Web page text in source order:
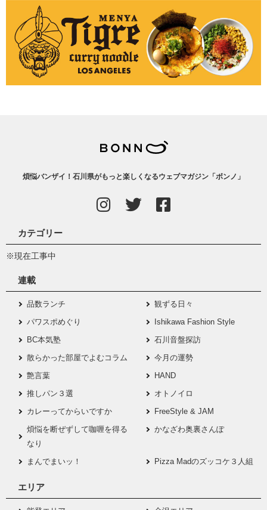
煩悩バンザイ！石川県がもっと楽しくなるウェブマガジン「ボンノ」
カテゴリー
※現在工事中
連載
品数ランチ
観ずる日々
パワスポめぐり
Ishikawa Fashion Style
BC本気塾
石川音盤探訪
散らかった部屋でよむコラム
今月の運勢
艶言葉
HAND
推しパン３選
オトノイロ
カレーってからいですか
FreeStyle & JAM
煩悩を断ぜずして咖喱を得る
なり
かなざわ奥裏さんぽ
まんでまいッ！ Pizza Madのズッコケ３人組
エリア